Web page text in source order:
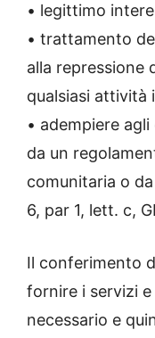
• legittimo
• trattamento
alla repressione
qualsiasi attività
• adempiere
da un
comunitaria o
6, par 1, lett. c,
Il conferimento
fornire i servizi
necessario e